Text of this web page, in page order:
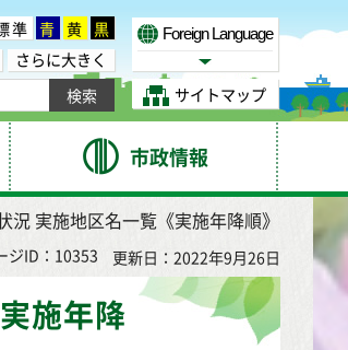
準 青 黄 黒
さらに大きく
Foreign Language
Select Language
サイトマップ
市政情報
況 実施地区名一覧《実施年降順》
ジID：10353 更新日：2022年9月26日
施年降